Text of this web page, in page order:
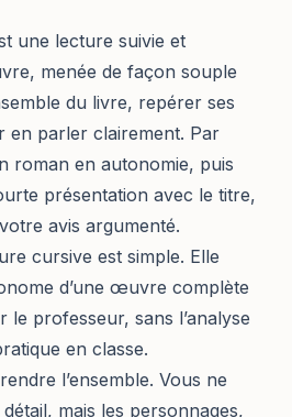
une lecture suivie et
menée de façon souple
du livre, repérer ses
en parler clairement. Par
roman en autonomie, puis
présentation avec le titre,
avis argumenté.
cursive est simple. Elle
d’une œuvre complète
le professeur, sans l’analyse
en classe.
l’ensemble. Vous ne
mais les personnages,